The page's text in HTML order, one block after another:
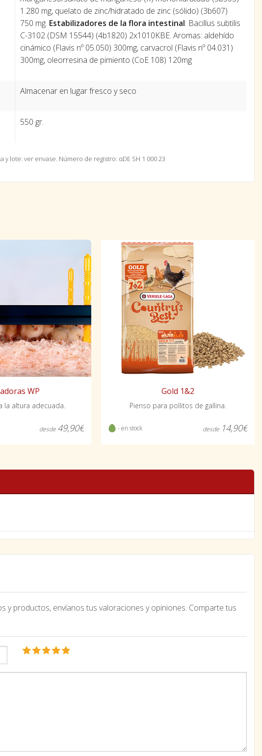
1.280 mg, quelato de zinc/hidratado de zinc (sólido) (3b607)
750 mg. Estabilizadores de la flora intestinal: Bacillus subtilis
C-3102 (DSM 15544) (4b1820) 2x1010KBE. Aromas: aldehído
cinámico (Flavis nº 05.050) 300mg, carvacrol (Flavis nº 04.031)
300mg, oleorresina de pimiento (CoE 108) 120mg
Almacenar en lugar fresco y seco
550 gr.
y lote: ver envase. Número de registro: αDE SH 1 000 23
WP
la altura adecuada.
desde 49,90€
Gold 1&2
Pienso para pollitos de gallina.
- en stock desde 14,90€
y productos, envíanos tus valoraciones y opiniones. Comparte tus